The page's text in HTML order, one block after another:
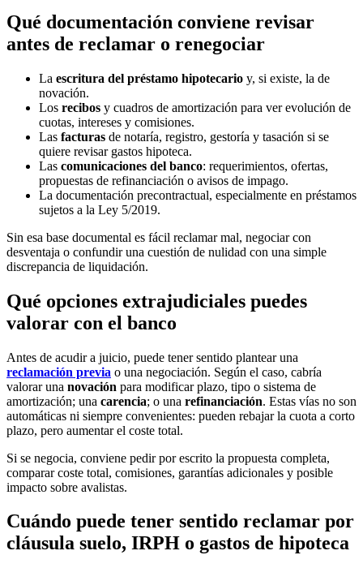
Qué documentación conviene revisar
antes de reclamar o renegociar
La escritura del préstamo hipotecario y, si existe, la de
novación.
Los recibos y cuadros de amortización para ver evolución de
cuotas, intereses y comisiones.
Las facturas de notaría, registro, gestoría y tasación si se
quiere revisar gastos hipoteca.
Las comunicaciones del banco: requerimientos, ofertas,
propuestas de refinanciación o avisos de impago.
La documentación precontractual, especialmente en préstamos
sujetos a la Ley 5/2019.
Sin esa base documental es fácil reclamar mal, negociar con
desventaja o confundir una cuestión de nulidad con una simple
discrepancia de liquidación.
Qué opciones extrajudiciales puedes
valorar con el banco
Antes de acudir a juicio, puede tener sentido plantear una
reclamación previa o una negociación. Según el caso, cabría
valorar una novación para modificar plazo, tipo o sistema de
amortización; una carencia; o una refinanciación. Estas vías no son
automáticas ni siempre convenientes: pueden rebajar la cuota a corto
plazo, pero aumentar el coste total.
Si se negocia, conviene pedir por escrito la propuesta completa,
comparar coste total, comisiones, garantías adicionales y posible
impacto sobre avalistas.
Cuándo puede tener sentido reclamar por
cláusula suelo, IRPH o gastos de hipoteca